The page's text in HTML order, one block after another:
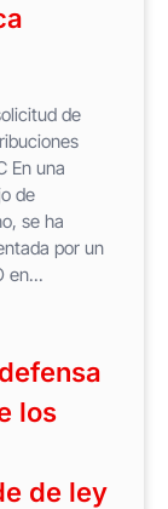
de
En una
de
se ha
por un
en...
los
de ley